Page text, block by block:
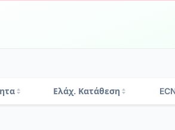
Ελάχ. Κατάθεση